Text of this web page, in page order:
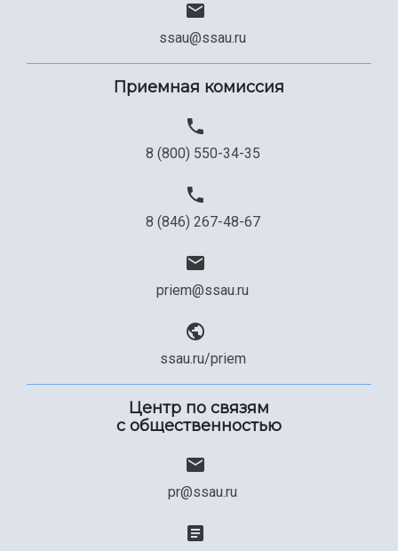
Сведения об образовательной организации
Официальные документы
ssau@ssau.ru
Приемная комиссия
8 (800) 550-34-35
8 (846) 267-48-67
priem@ssau.ru
ssau.ru/priem
Центр по связям
с общественностью
pr@ssau.ru